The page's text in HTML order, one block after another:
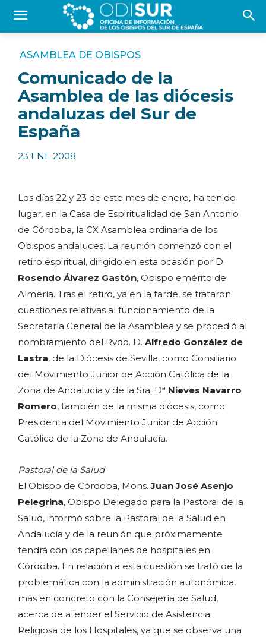
ASAMBLEA DE OBISPOS
Comunicado de la
Asamblea de las diócesis
andaluzas del Sur de
España
23 ENE 2008
Los días 22 y 23 de este mes de enero, ha tenido
lugar, en la Casa de Espiritualidad de San Antonio
de Córdoba, la CX Asamblea ordinaria de los
Obispos andaluces. La reunión comenzó con el
retiro espiritual, dirigido en esta ocasión por D.
Rosendo Álvarez Gastón, Obispo emérito de
Almería. Tras el retiro, ya en la tarde, se trataron
cuestiones relativas al funcionamiento de la
Secretaría General de la Asamblea y se procedió al
nombramiento del Rvdo. D. Alfredo González de
Lastra, de la Diócesis de Sevilla, como Consiliario
del Movimiento Junior de Acción Católica de la
Zona de Andalucía y de la Sra. Dª Nieves Navarro
Romero, también de la misma diócesis, como
Presidenta del Movimiento Junior de Acción
Católica de la Zona de Andalucía.
Pastoral de la Salud
El Obispo de Córdoba, Mons.Juan José Asenjo
Pelegrina, Obispo Delegado para la Pastoral de la
Salud, informó sobre la Pastoral de la Salud en
Andalucía y de la reunión que próximamente
tendrá con los capellanes de hospitales en
Córdoba. En relación a esta cuestión se trató de la
problemática con la administración autonómica,
más en concreto con la Consejería de Salud,
acerca de atender el Servicio de Asistencia
Religiosa de los Hospitales, ya que se observa una